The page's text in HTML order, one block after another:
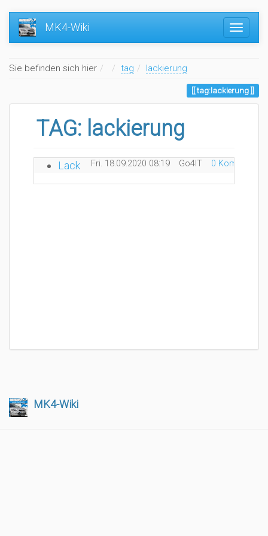
MK4-Wiki
Sie befinden sich hier Home
tag lackierung
tag:lackierung
TAG: lackierung
Lack Fri. 18.09.2020 08:19 Go4IT 0 Kommentare
MK4-Wiki